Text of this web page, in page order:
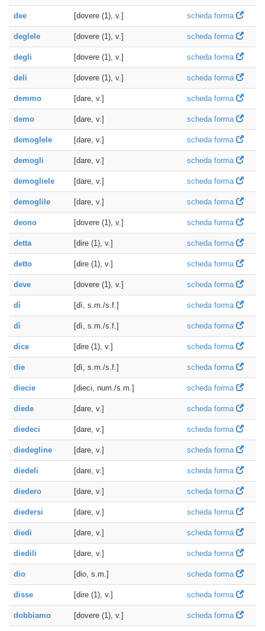
dee [dovere (1), v.] scheda forma
deglele [dovere (1), v.] scheda forma
degli [dovere (1), v.] scheda forma
deli [dovere (1), v.] scheda forma
demmo [dare, v.] scheda forma
demo [dare, v.] scheda forma
demoglele [dare, v.] scheda forma
demogli [dare, v.] scheda forma
demogliele [dare, v.] scheda forma
demoglile [dare, v.] scheda forma
deono [dovere (1), v.] scheda forma
detta [dire (1), v.] scheda forma
detto [dire (1), v.] scheda forma
deve [dovere (1), v.] scheda forma
dì [dì, s.m./s.f.] scheda forma
dì [dì, s.m./s.f.] scheda forma
dice [dire (1), v.] scheda forma
die [dì, s.m./s.f.] scheda forma
diecie [dieci, num./s.m.] scheda forma
diede [dare, v.] scheda forma
diedeci [dare, v.] scheda forma
diedegline [dare, v.] scheda forma
diedeli [dare, v.] scheda forma
diedero [dare, v.] scheda forma
diedersi [dare, v.] scheda forma
diedi [dare, v.] scheda forma
diedili [dare, v.] scheda forma
dio [dio, s.m.] scheda forma
disse [dire (1), v.] scheda forma
dobbiamo [dovere (1), v.] scheda forma